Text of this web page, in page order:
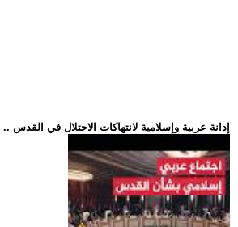
.. إدانة عربية وإسلامية لانتهاكات الاحتلال في القدس